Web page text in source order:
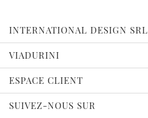
INTERNATIONAL DESIGN SRL
VIADURINI
ESPACE CLIENT
SUIVEZ-NOUS SUR